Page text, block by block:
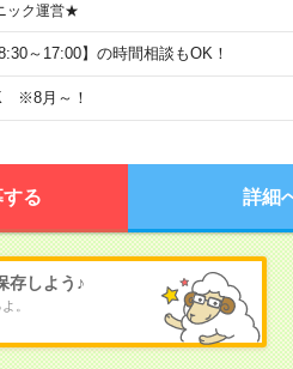
ック運営★
～17:00】の時間相談もOK！
※8月～！
る 詳細
存しよう♪
。